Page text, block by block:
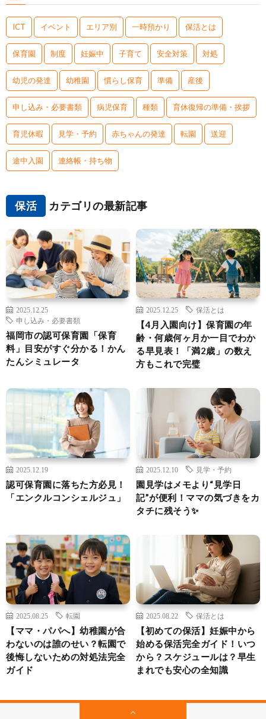
ICT イベント エリア別 一時預かり 保活とは
保育園 制度 妊娠中 子育て 安全対策 対処
幼児の発達 幼稚園 慣らし保育 準備 産後
申し込み・必要書類 病児保育 種類 育休復帰の準備・挨拶
育児休暇 見学・予約 赤ちゃんの発達 転園 送迎
途中入園 連絡帳・持ち物
保活 カテゴリの最新記事
2025.12.25
申し込み・必要書類
福岡市の認可保育園「保育
料」目安がすぐ分かる！かん
たんシミュレータ
2025.12.25 保活とは
【4月入園向け】保育園の年
齢・何歳何ヶ月か一目でわか
る早見表！「満2歳」の数え
方もこれで完璧
2025.12.19
認可保育園に落ちた方必見！
「エンクルコンシェルジュ」
2025.12.10 見学・予約
園見学はメモより“見学日
記”が便利！ママの気づきをカ
タチに残そう✨
2025.08.25 転園
【ママ・パパへ】幼稚園が合
わないのは誰のせい？転園で
後悔しないための対処法完全
ガイド
2025.08.22 保活とは
【初めての保活】妊娠中から
始める保活完全ガイド！いつ
から？スケジュールは？早生
まれでも安心の全知識